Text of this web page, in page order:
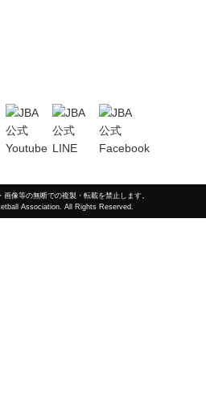
像等の無断での複製・転載を禁止します。
Association. All Rights Reserved.